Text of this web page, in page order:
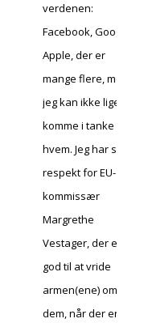
verdenen:
Facebook, Google,
Apple, der er
mange flere, men
jeg kan ikke lige
komme i tanke om
hvem. Jeg har stor
respekt for EU-
kommissær
Margrethe
Vestager, der er
god til at vride
armen(ene) om på
dem, når der er